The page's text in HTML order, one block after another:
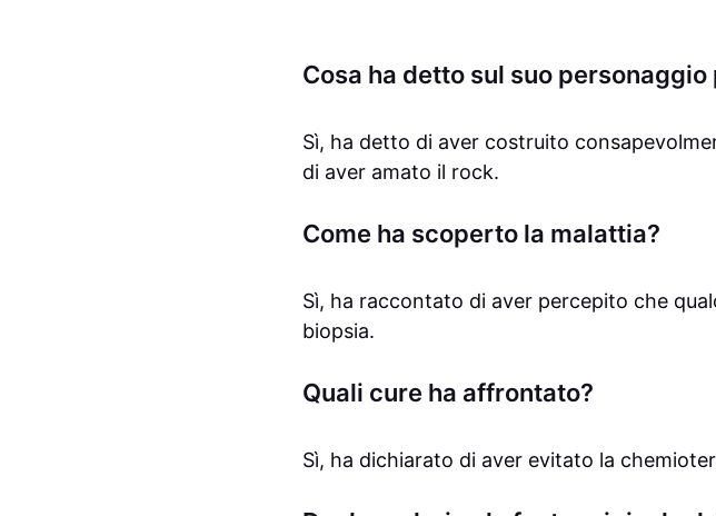
Cosa ha detto sul suo
Sì, ha detto di aver costruito
di aver amato il rock.
Come ha scoperto la malattia?
Sì, ha raccontato di aver percepito che
biopsia.
Quali cure ha affrontato?
Sì, ha dichiarato di aver evitato la